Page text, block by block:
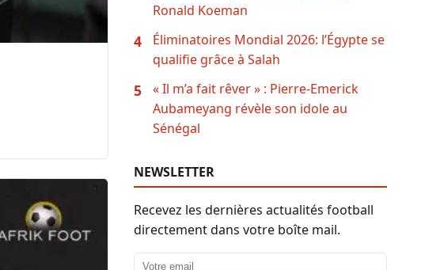
Ronald Koeman
4
Éliminatoires Mondial 2026: l’Égypte se
qualifie grâce à Salah
5
« Il m’a fait rêver » : Pierre-Emerick
Aubameyang révèle son idole au
Sénégal
NEWSLETTER
Recevez les dernières actualités football
directement dans votre boîte mail.
Adresse email